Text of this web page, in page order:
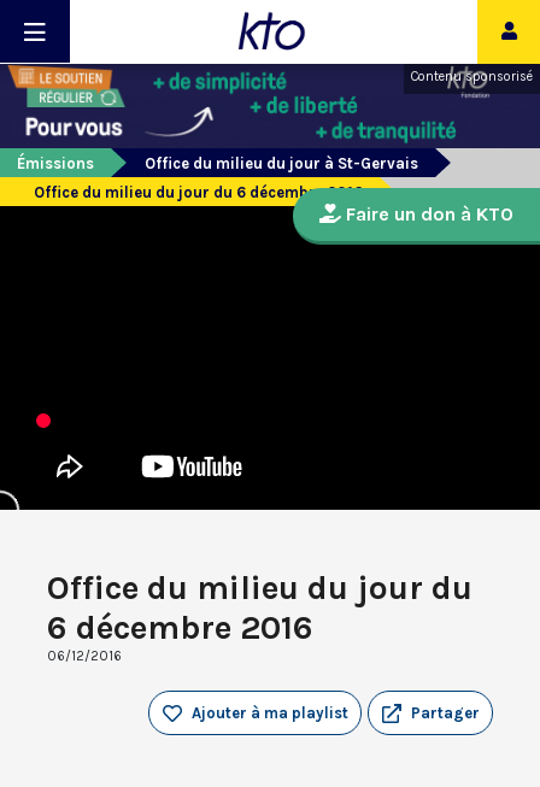
Contenu sponsorisé
Émissions
Office du milieu du jour à St-Gervais
Office du milieu du jour du 6 décembre 2016
Office du milieu du jour du
6 décembre 2016
06/12/2016
Partager
Ajouter à ma playlist
Faire un don à KTO